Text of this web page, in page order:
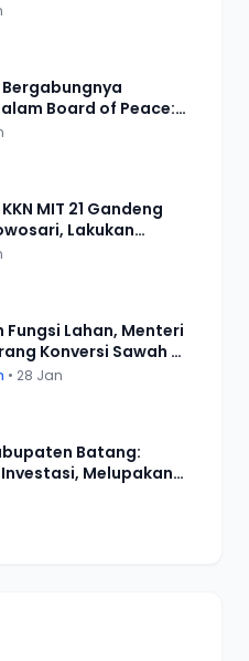
Transparansi
Desa
Board of Peace:
Alternatif
MIT 21 Gandeng
Lakukan
Tolak Tindakan
Fungsi Lahan, Menteri
Konversi Sawah di
Belum Tetapkan
• 28 Jan
Batang:
Melupakan